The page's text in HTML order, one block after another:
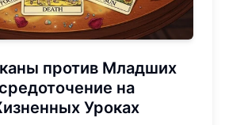
против Младших
на
Уроках